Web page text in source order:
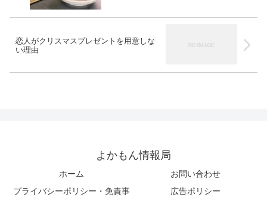
恋人がクリスマスプレゼントを用意しな
い理由
よかもん情報局
ホーム
お問い合わせ
プライバシーポリシー・免責事
広告ポリシー